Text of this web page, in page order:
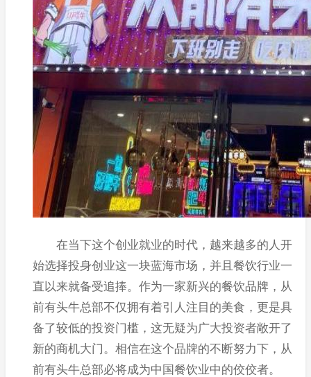
在当下这个创业就业的时代，越来越多的人开
始选择投身创业这一块蓝海市场，并且餐饮行业一
直以来就备受追捧。作为一家新兴的餐饮品牌，从
前有头牛总部不仅拥有着引人注目的美食，更是具
备了较低的投资门槛，这无疑为广大投资者敞开了
新的商机大门。相信在这个品牌的不断努力下，从
前有头牛总部必将成为中国餐饮业中的佼佼者。